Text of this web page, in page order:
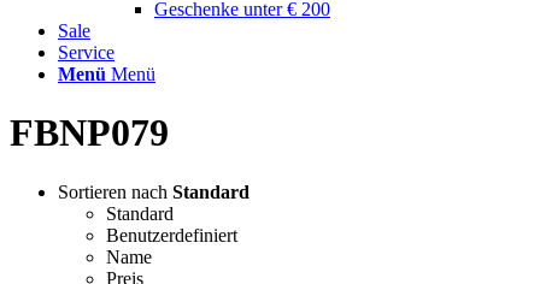
Geschenke unter € 200
Sale
Service
Menü Menü
FBNP079
Sortieren nach Standard
Standard
Benutzerdefiniert
Name
Preis